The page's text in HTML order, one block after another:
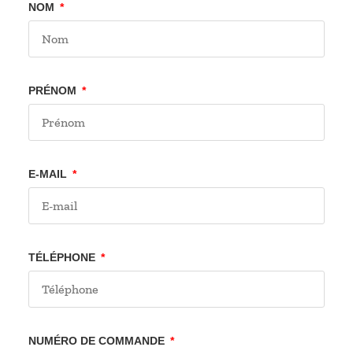
NOM
PRÉNOM
E-MAIL
TÉLÉPHONE
NUMÉRO DE COMMANDE